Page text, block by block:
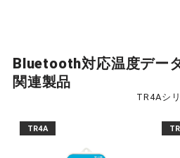
Bluetooth対応温度デー
関連製品
TR4Aシ
TR4A